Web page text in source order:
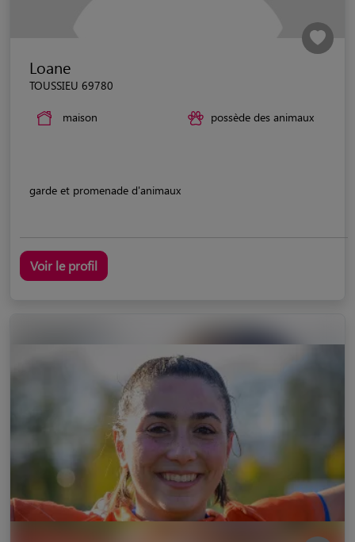
Loane
TOUSSIEU 69780
maison possède des animaux
garde et promenade d'animaux
Voir le profil